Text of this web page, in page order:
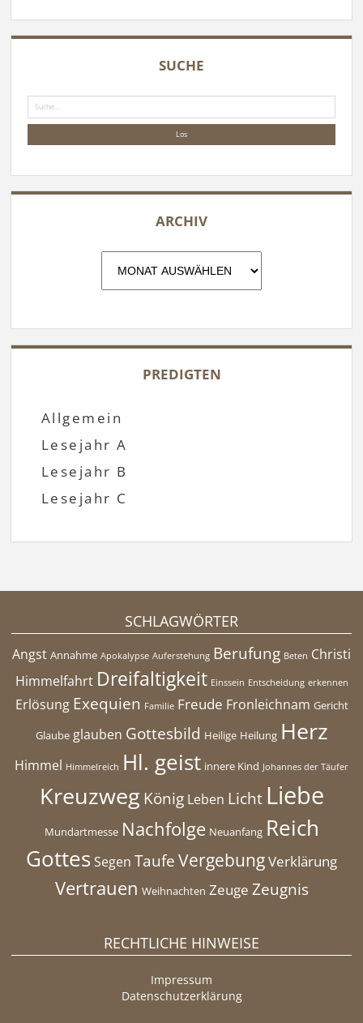
SUCHE
Suche
ARCHIV
Archiv
PREDIGTEN
Allgemein
Lesejahr A
Lesejahr B
Lesejahr C
SCHLAGWÖRTER
Angst Annahme Apokalypse Auferstehung Berufung Beten Christi
Himmelfahrt Dreifaltigkeit Einssein Entscheidung erkennen
Erlösung Exequien Familie Freude Fronleichnam Gericht
Glaube glauben Gottesbild Heilige Heilung Herz
Himmel Himmelreich Hl. geist innere Kind Johannes der Täufer
Kreuzweg König Leben Licht Liebe
Mundartmesse Nachfolge Neuanfang Reich
Gottes Segen TaufeVergebungVerklärung
Vertrauen Weihnachten Zeuge Zeugnis
RECHTLICHE HINWEISE
Impressum
Datenschutzerklärung